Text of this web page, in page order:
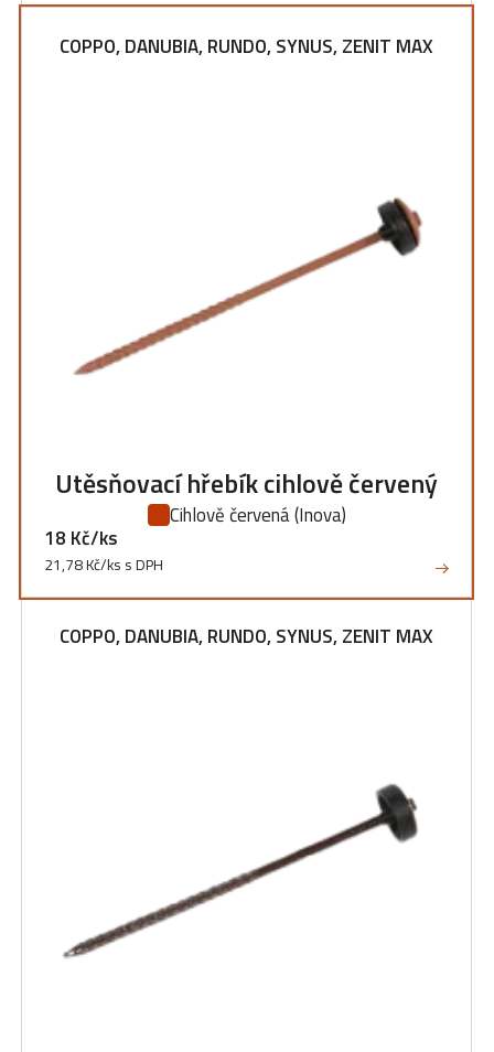
COPPO, DANUBIA, RUNDO, SYNUS, ZENIT MAX
Utěsňovací hřebík cihlově červený
Cihlově červená(Inova)
18 Kč/ks
21,78 Kč/ks s DPH
COPPO, DANUBIA, RUNDO, SYNUS, ZENIT MAX